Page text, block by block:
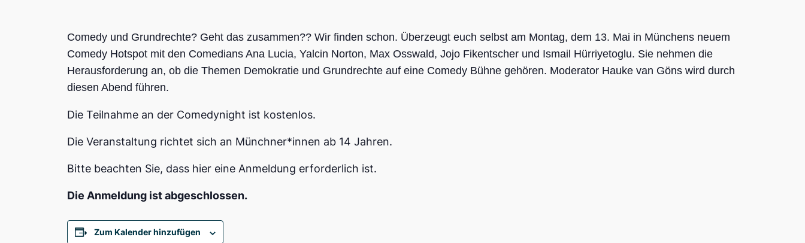
Comedy und Grundrechte? Geht das zusammen?? Wir finden schon. Überzeugt euch selbst am Montag, dem 13. Mai in Münchens neuem
Comedy Hotspot mit den Comedians Ana Lucia, Yalcin Norton, Max Osswald, Jojo Fikentscher und Ismail Hürriyetoglu. Sie nehmen die
Herausforderung an, ob die Themen Demokratie und Grundrechte auf eine Comedy Bühne gehören. Moderator Hauke van Göns wird durch
diesen Abend führen.
Die Teilnahme an der Comedynight ist kostenlos.
Die Veranstaltung richtet sich an Münchner*innen ab 14 Jahren.
Bitte beachten Sie, dass hier eine Anmeldung erforderlich ist.
Die Anmeldung ist abgeschlossen.
Zum Kalender hinzufügen